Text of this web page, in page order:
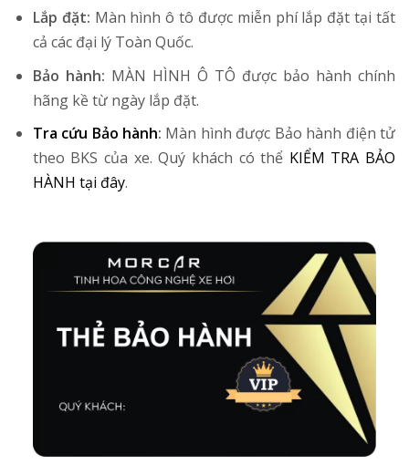
Lắp đặt: Màn hình ô tô được miễn phí lắp đặt tại tất
cả các đại lý Toàn Quốc.
Bảo hành: MÀN HÌNH Ô TÔ được bảo hành chính
hãng kề từ ngày lắp đặt.
Tra cứu Bảo hành: Màn hình được Bảo hành điện tử
theo BKS của xe. Quý khách có thể KIỂM TRA BẢO
HÀNH tại đây.